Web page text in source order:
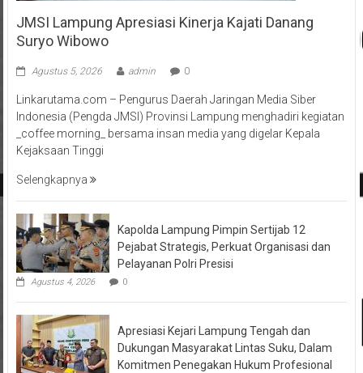
JMSI Lampung Apresiasi Kinerja Kajati Danang
Suryo Wibowo
Agustus 5, 2026 admin 0
Linkarutama.com – Pengurus Daerah Jaringan Media Siber
Indonesia (Pengda JMSI) Provinsi Lampung menghadiri kegiatan
_coffee morning_ bersama insan media yang digelar Kepala
Kejaksaan Tinggi
Selengkapnya
Kapolda Lampung Pimpin Sertijab 12
Pejabat Strategis, Perkuat Organisasi dan
Pelayanan Polri Presisi
Agustus 4, 2026 0
Apresiasi Kejari Lampung Tengah dan
Dukungan Masyarakat Lintas Suku, Dalam
Komitmen Penegakan Hukum Profesional